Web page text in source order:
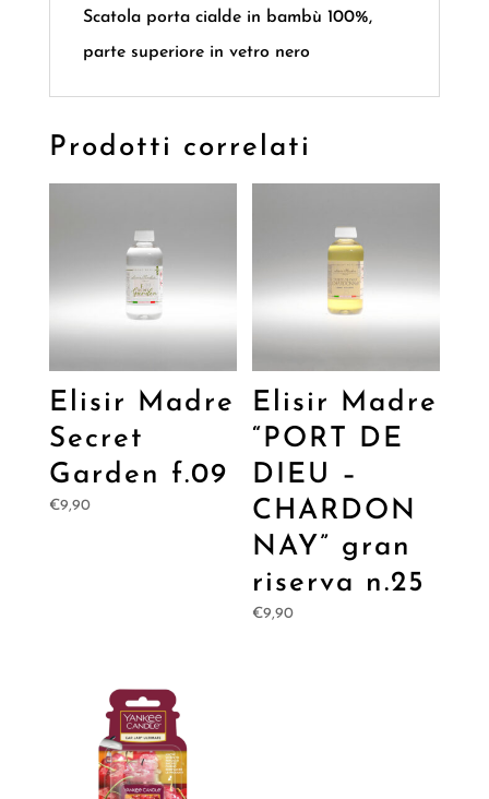
Scatola porta cialde in bambù 100%,
parte superiore in vetro nero
Prodotti correlati
Elisir Madre
Secret
Garden f.09
€9,90
Elisir Madre
“PORT DE
DIEU –
CHARDON
NAY” gran
riserva n.25
€9,90